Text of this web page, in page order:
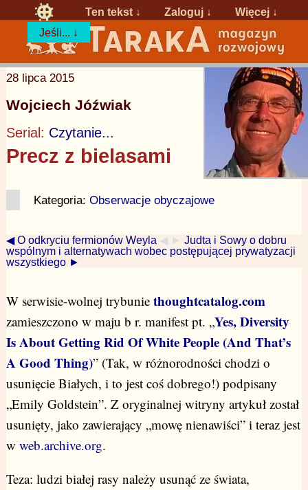
Ten tekst ↓ Zaloguj ↓
Więcej ↓
Jeśli... ↓
28 lipca 2015
Wojciech Jóźwiak
Serial: Czytanie...
Precz z bielasami
Kategoria: Obserwacje obyczajowe
◀ O odkryciu fermionów Weyla ◀ ► Judta i Sowy o dobru
wspólnym i alternatywach wobec postępującej prywatyzacji
wszystkiego ►
W serwisie-wolnej trybunie thoughtcatalog.com
zamieszczono w maju b r. manifest pt. „Yes, Diversity
Is About Getting Rid Of White People (And That’s
A Good Thing)”(Tak, w różnorodności chodzi o
usunięcie Białych, i to jest coś dobrego!) podpisany
„Emily Goldstein”. Z oryginalnej witryny artykuł został
usunięty, jako zawierający „mowę nienawiści” i teraz jest
w web.archive.org.
Teza: ludzi białej rasy należy usunąć ze świata,